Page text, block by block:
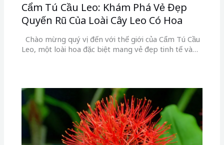
Cẩm Tú Cầu Leo: Khám Phá Vẻ Đẹp
Quyến Rũ Của Loài Cây Leo Có Hoa
Chào mừng quý vị đến với thế giới của Cẩm Tú Cầu
Leo, một loài hoa đặc biệt mang vẻ đẹp tinh tế và…